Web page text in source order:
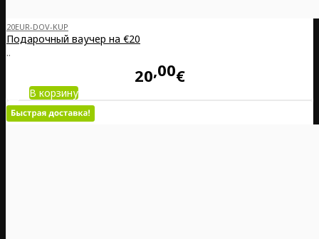
20EUR-DOV-KUP
Подарочный ваучер на €20
..
20 00€
В корзину